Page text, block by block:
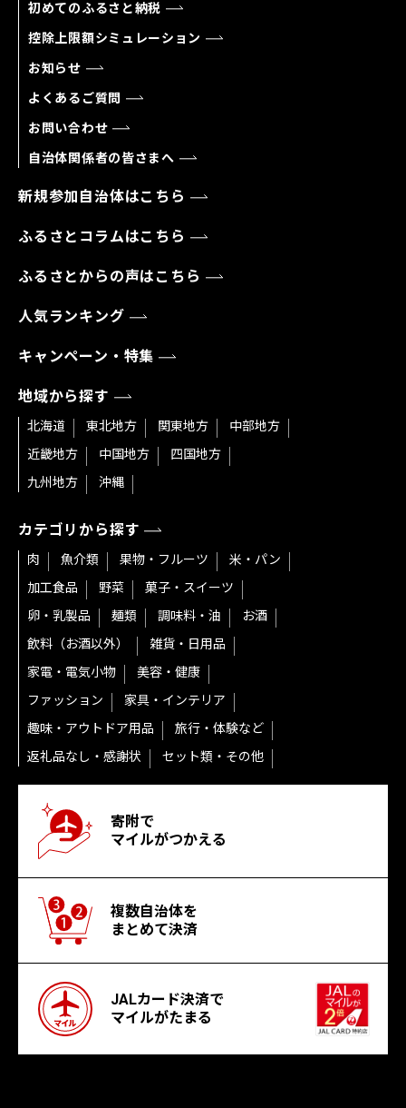
初めてのふるさと納税
控除上限額シミュレーション
お知らせ
よくあるご質問
お問い合わせ
自治体関係者の皆さまへ
新規参加自治体はこちら
ふるさとコラムはこちら
ふるさとからの声はこちら
人気ランキング
キャンペーン・特集
地域から探す
北海道 東北地方 関東地方
中部地方
近畿地方
中国地方
四国地方
九州地方
沖縄
カテゴリから探す
肉 魚介類 果物・フルーツ
米・パン
加工食品
野菜
菓子・スイーツ
卵・乳製品
麺類 調味料・油
お酒
飲料（お酒以外）
雑貨・日用品
家電・電気小物
美容・健康
ファッション
家具・インテリア
趣味・アウトドア用品
旅行・体験など
返礼品なし・感謝状
セット類・その他
寄附で
マイルがつかえる
複数自治体を
まとめて決済
JALカード決済で
マイルがたまる